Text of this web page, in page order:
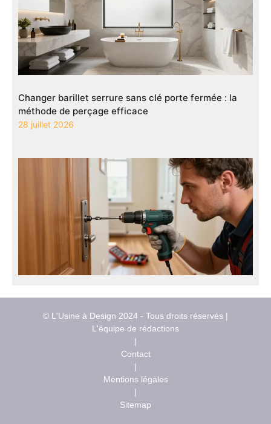
Changer barillet serrure sans clé porte fermée : la
méthode de perçage efficace
28 juillet 2026
© L'Usine à Design 2024 - Tous droits réservés |
L'équipe de rédactions
|
Contact
|
Mentions légales
|
Sitemap